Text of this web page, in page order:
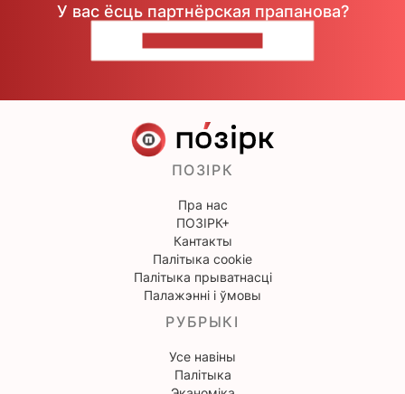
У вас ёсць партнёрская прапанова?
ПОЗІРК
Пра нас
ПОЗІРК+
Кантакты
Палітыка cookie
Палітыка прыватнасці
Палажэнні і ўмовы
РУБРЫКІ
Усе навіны
Палітыка